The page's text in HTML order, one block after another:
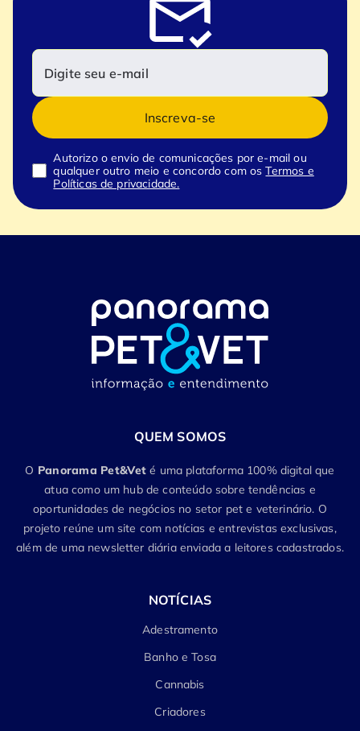
Inscreva-se
Autorizo o envio de comunicações por e-mail ou
qualquer outro meio e concordo com osTermos e
Políticas de privacidade.
QUEM SOMOS
O Panorama Pet&Vet é uma plataforma 100% digital que
atua como um hub de conteúdo sobre tendências e
oportunidades de negócios no setor pet e veterinário. O
projeto reúne um site com notícias e entrevistas exclusivas,
além de uma newsletter diária enviada a leitores cadastrados.
NOTÍCIAS
Adestramento
Banho e Tosa
Cannabis
Criadores